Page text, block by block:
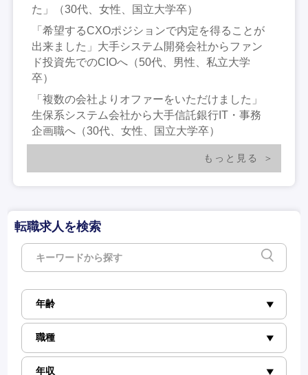
た」（30代、女性、国立大学卒）
「希望するCXOポジションで内定を得ることが
出来ました」大手システム開発会社からファン
ド投資先でのCIOへ（50代、男性、私立大学
卒）
「複数の会社よりオファーをいただけました」
生保系システム会社から大手信託銀行IT・事務
企画職へ（30代、女性、国立大学卒）
もっと見る
転職求人を検索